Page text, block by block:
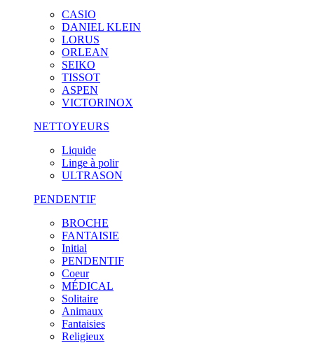
CASIO
DANIEL KLEIN
LORUS
ORLEAN
SEIKO
TISSOT
ASPEN
VICTORINOX
NETTOYEURS
Liquide
Linge à polir
ULTRASON
PENDENTIF
BROCHE
FANTAISIE
Initial
PENDENTIF
Coeur
MÉDICAL
Solitaire
Animaux
Fantaisies
Religieux